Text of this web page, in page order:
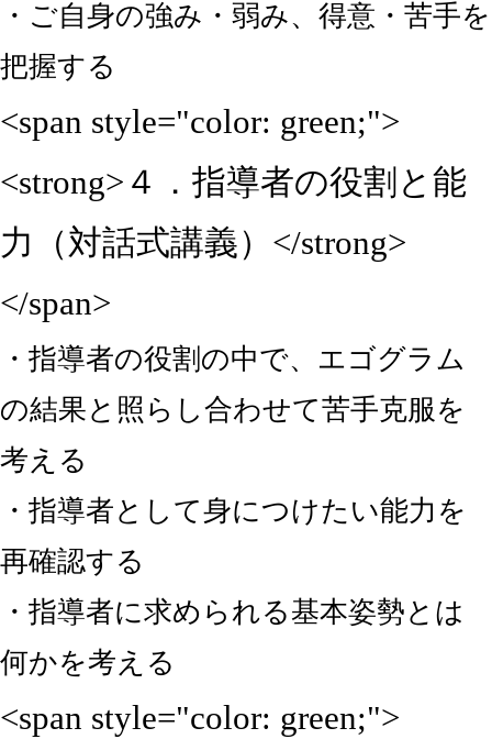
・ご自身の強み・弱み、得意・苦手を
把握する
<span style="color: green;">
<strong>４．指導者の役割と能
力（対話式講義）</strong>
</span>
・指導者の役割の中で、エゴグラム
の結果と照らし合わせて苦手克服を
考える
・指導者として身につけたい能力を
再確認する
・指導者に求められる基本姿勢とは
何かを考える
<span style="color: green;">